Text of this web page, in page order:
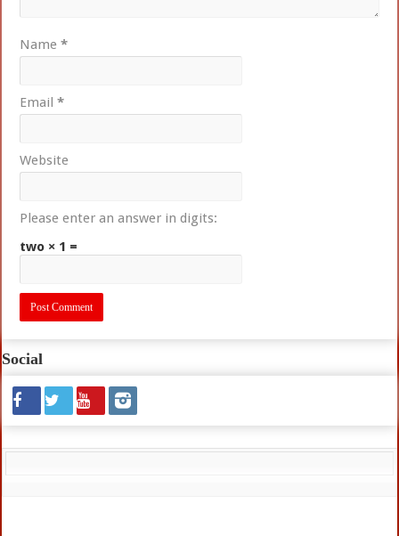
Name*
Email*
Website
Please enter an answer in digits:
two × 1 =
Social